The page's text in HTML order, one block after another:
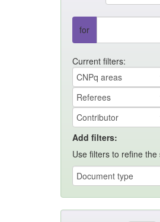
for
Current filters:
Add filters:
Use filters to refine